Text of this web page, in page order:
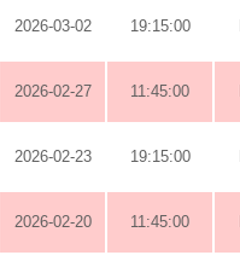
2026-03-02 19:15:00
2026-02-27 11:45:00
2026-02-23 19:15:00
2026-02-20 11:45:00